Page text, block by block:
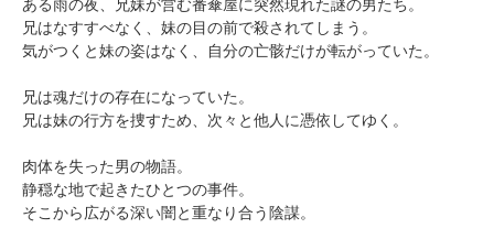
ある雨の夜、兄妹が営む番傘屋に突然現れた謎の男たち。
兄はなすすべなく、妹の目の前で殺されてしまう。
気がつくと妹の姿はなく、自分の亡骸だけが転がっていた。
兄は魂だけの存在になっていた。
兄は妹の行方を捜すため、次々と他人に憑依してゆく。
肉体を失った男の物語。
静穏な地で起きたひとつの事件。
そこから広がる深い闇と重なり合う陰謀。